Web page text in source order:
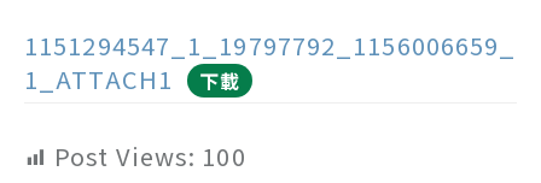
1151294547_1_19797792_1156006659_
1_ATTACH1
下載
Post Views: 100